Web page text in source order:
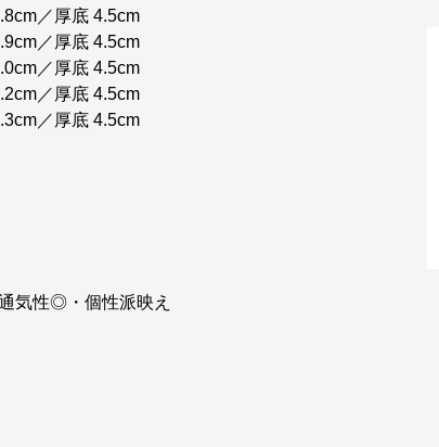
／厚底 4.5cm
／厚底 4.5cm
／厚底 4.5cm
／厚底 4.5cm
／厚底 4.5cm
気性◎・個性派映え